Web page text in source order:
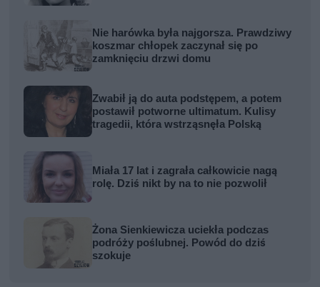
Nie harówka była najgorsza. Prawdziwy
koszmar chłopek zaczynał się po
zamknięciu drzwi domu
Zwabił ją do auta podstępem, a potem
postawił potworne ultimatum. Kulisy
tragedii, która wstrząsnęła Polską
Miała 17 lat i zagrała całkowicie nagą
rolę. Dziś nikt by na to nie pozwolił
Żona Sienkiewicza uciekła podczas
podróży poślubnej. Powód do dziś
szokuje